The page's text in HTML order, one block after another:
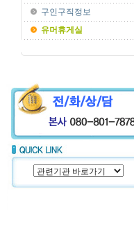
구인구직정보
유머휴게실